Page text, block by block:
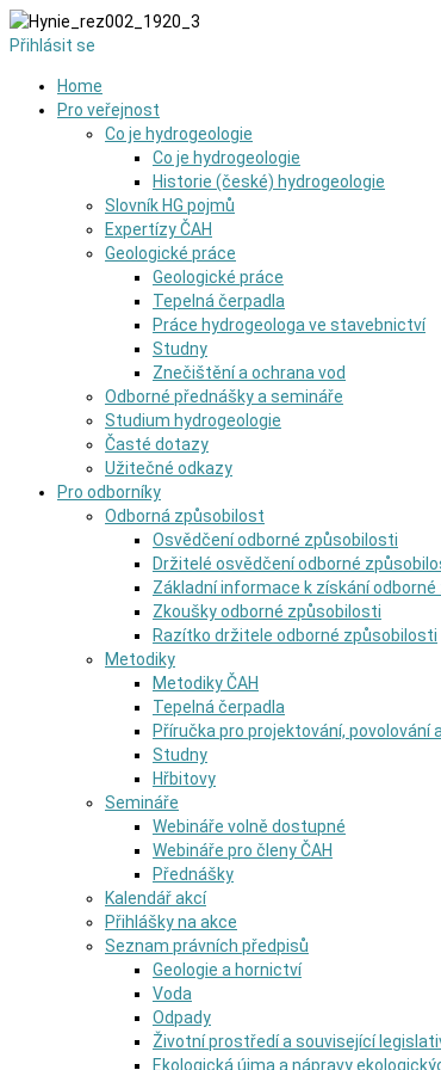
Přihlásit se
Home
Pro veřejnost
Co je hydrogeologie
Co je hydrogeologie
Historie (české) hydrogeologie
Slovník HG pojmů
Expertízy ČAH
Geologické práce
Geologické práce
Tepelná čerpadla
Práce hydrogeologa ve stavebnictví
Studny
Znečištění a ochrana vod
Odborné přednášky a semináře
Studium hydrogeologie
Časté dotazy
Užitečné odkazy
Pro odborníky
Odborná způsobilost
Osvědčení odborné způsobilosti
Držitelé osvědčení odborné
Základní informace k získání
Zkoušky odborné způsobilosti
Razítko držitele odborné způsobilosti
Metodiky
Metodiky ČAH
Tepelná čerpadla
Příručka pro projektování,
Studny
Hřbitovy
Semináře
Webináře volně dostupné
Webináře pro členy ČAH
Přednášky
Kalendář akcí
Přihlášky na akce
Seznam právních předpisů
Geologie a hornictví
Voda
Odpady
Životní prostředí a související
Ekologická újma a nápravy